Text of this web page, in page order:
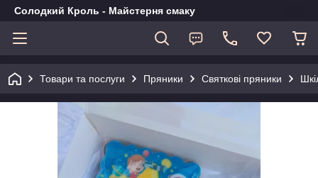
Солодкий Кроль - Майстерня смаку
Товари та послуги Пряники Святкові пряники